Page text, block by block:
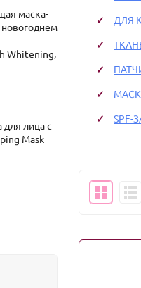
маска-
новогоднем
Whitening,
для лица с
Mask
ДЛЯ
SPF-